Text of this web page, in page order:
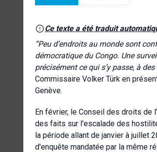
Ce texte a été traduit
“Peu d’endroits au monde sont
démocratique du Congo. Une
précisément ce qui s’y passe, à
Commissaire Volker Türk en
Genève.
En février, le Conseil des droits de
des faits sur l'escalade des
la période allant de janvier à juillet
d'enquête mandatée par la même